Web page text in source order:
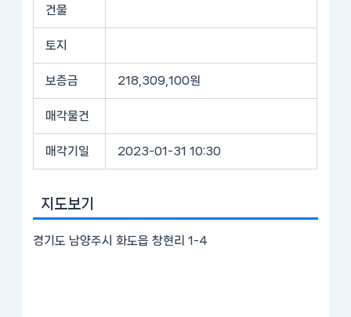
건물
토지
보증금 218,309,100원
매각물건
매각기일 2023-01-31 10:30
지도보기
경기도 남양주시 화도읍 창현리 1-4